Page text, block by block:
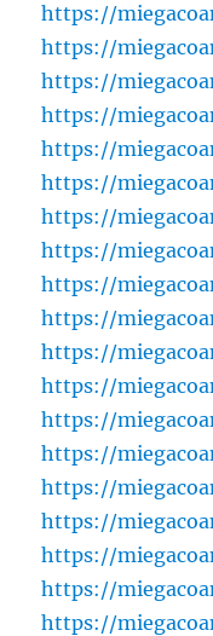
https://
https://
https://
https://
https://
https://
https://
https://
https://
https://
https://
https://
https://
https://
https://
https://
https://
https://
https://